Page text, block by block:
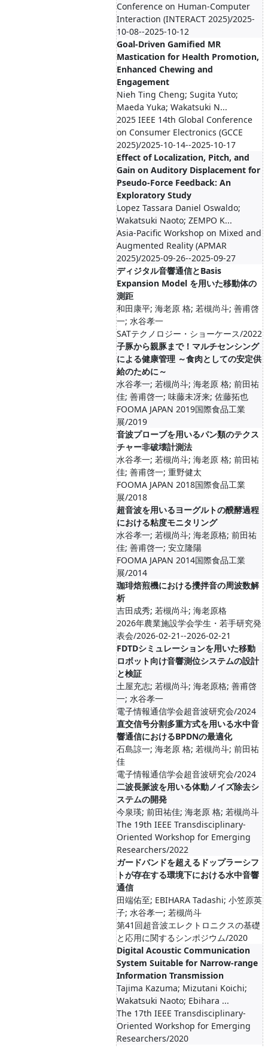
Conference on Human-Computer
Interaction (INTERACT 2025)/2025-
10-08--2025-10-12
Goal-Driven Gamified MR
Mastication for Health Promotion,
Enhanced Chewing and
Engagement
Nieh Ting Cheng; Sugita Yuto;
Maeda Yuka; Wakatsuki N...
2025 IEEE 14th Global Conference
on Consumer Electronics (GCCE
2025)/2025-10-14--2025-10-17
Effect of Localization, Pitch, and
Gain on Auditory Displacement for
Pseudo-Force Feedback: An
Exploratory Study
Lopez Tassara Daniel Oswaldo;
Wakatsuki Naoto; ZEMPO K...
Asia-Pacific Workshop on Mixed and
Augmented Reality (APMAR
2025)/2025-09-26--2025-09-27
ディジタル音響通信とBasis
Expansion Model を用いた移動体の
測距
和田康平; 海老原 格; 若槻尚斗; 善甫啓
一; 水谷孝一
SATテクノロジー・ショーケース/2022
子豚から親豚まで！マルチセンシング
による健康管理 ～食肉としての安定供
給のために～
水谷孝一; 若槻尚斗; 海老原 格; 前田祐
佳; 善甫啓一; 味藤未冴来; 佐藤拓也
FOOMA JAPAN 2019国際食品工業
展/2019
音波プローブを用いるパン類のテクス
チャー非破壊計測法
水谷孝一; 若槻尚斗; 海老原 格; 前田祐
佳; 善甫啓一; 重野健太
FOOMA JAPAN 2018国際食品工業
展/2018
超音波を用いるヨーグルトの醗酵過程
における粘度モニタリング
水谷孝一; 若槻尚斗; 海老原格; 前田祐
佳; 善甫啓一; 安立隆陽
FOOMA JAPAN 2014国際食品工業
展/2014
珈琲焙煎機における攪拌音の周波数解
析
吉田成秀; 若槻尚斗; 海老原格
2026年農業施設学会学生・若手研究発
表会/2026-02-21--2026-02-21
FDTDシミュレーションを用いた移動
ロボット向け音響測位システムの設計
と検証
土屋充志; 若槻尚斗; 海老原格; 善甫啓
一; 水谷孝一
電子情報通信学会超音波研究会/2024
直交信号分割多重方式を用いる水中音
響通信におけるBPDNの最適化
石島諒一; 海老原 格; 若槻尚斗; 前田祐
佳
電子情報通信学会超音波研究会/2024
二波長脈波を用いる体動ノイズ除去シ
ステムの開発
今泉瑛; 前田祐佳; 海老原 格; 若槻尚斗
The 19th IEEE Transdisciplinary-
Oriented Workshop for Emerging
Researchers/2022
ガードバンドを超えるドップラーシフ
トが存在する環境下における水中音響
通信
田端佑至; EBIHARA Tadashi; 小笠原英
子; 水谷孝一; 若槻尚斗
第41回超音波エレクトロニクスの基礎
と応用に関するシンポジウム/2020
Digital Acoustic Communication
System Suitable for Narrow-range
Information Transmission
Tajima Kazuma; Mizutani Koichi;
Wakatsuki Naoto; Ebihara ...
The 17th IEEE Transdisciplinary-
Oriented Workshop for Emerging
Researchers/2020